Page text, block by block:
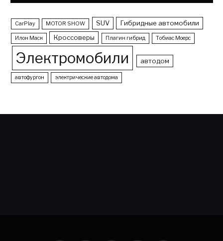
CarPlay MOTOR SHOW SUV Гибридные автомобили
Илон Маск Кроссоверы Плагин гибрид Тобиас Моерс
Электромобили автодом
автофургон электрические автодома